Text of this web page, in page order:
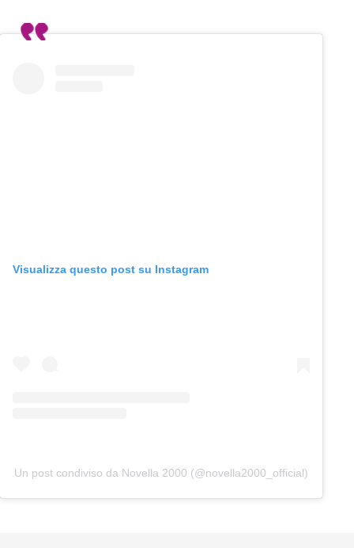
Visualizza questo post su Instagram
Un post condiviso da Novella 2000 (@novella2000_official)